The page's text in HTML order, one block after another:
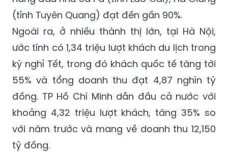
(tỉnh Tuyên Quang) đạt đến gần 90%.
Ngoài ra, ở nhiều thành thị lớn, tại Hà Nội,
ước tính có 1,34 triệu lượt khách du lịch trong
kỳ nghỉ Tết, trong đó khách quốc tế tăng tới
55% và tổng doanh thu đạt 4,87 nghìn tỷ
đồng. TP Hồ Chí Minh dẫn đầu cả nước với
khoảng 4,32 triệu lượt khách, tăng 35% so
với năm trước và mang về doanh thu 12,150
tỷ đồng.